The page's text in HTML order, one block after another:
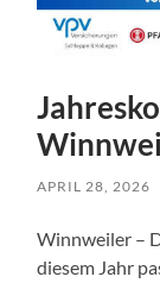
APRIL 28, 2026
Winnweiler –
diesem Jahr